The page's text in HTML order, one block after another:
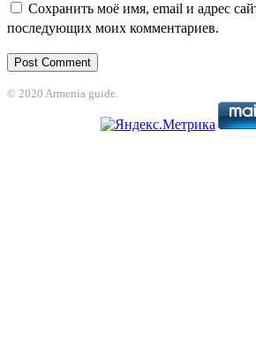
Сохранить моё имя, email и адрес
последующих моих комментариев.
© 2020 Armenia guide.